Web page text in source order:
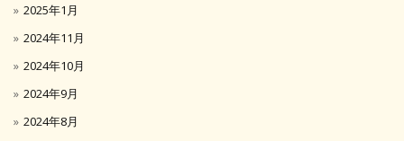
2025年1月
2024年11月
2024年10月
2024年9月
2024年8月